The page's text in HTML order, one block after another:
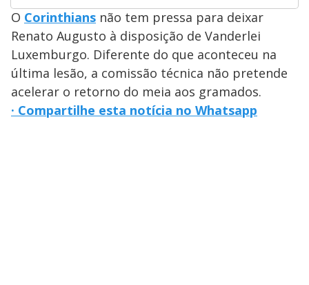
O Corinthians não tem pressa para deixar
Renato Augusto à disposição de Vanderlei
Luxemburgo. Diferente do que aconteceu na
última lesão, a comissão técnica não pretende
acelerar o retorno do meia aos gramados.
· Compartilhe esta notícia no Whatsapp